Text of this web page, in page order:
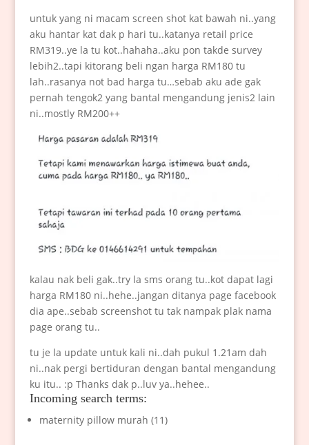
untuk yang ni macam screen shot kat bawah ni..yang
aku hantar kat dak p hari tu..katanya retail price
RM319..ye la tu kot..hahaha..aku pon takde survey
lebih2..tapi kitorang beli ngan harga RM180 tu
lah..rasanya not bad harga tu…sebab aku ade gak
pernah tengok2 yang bantal mengandung jenis2 lain
ni..mostly RM200++
kalau nak beli gak..try la sms orang tu..kot dapat lagi
harga RM180 ni..hehe..jangan ditanya page facebook
dia ape..sebab screenshot tu tak nampak plak nama
page orang tu..
tu je la update untuk kali ni..dah pukul 1.21am dah
ni..nak pergi bertiduran dengan bantal mengandung
ku itu.. :p Thanks dak p..luv ya..hehee..
Incoming search terms:
maternity pillow murah (11)